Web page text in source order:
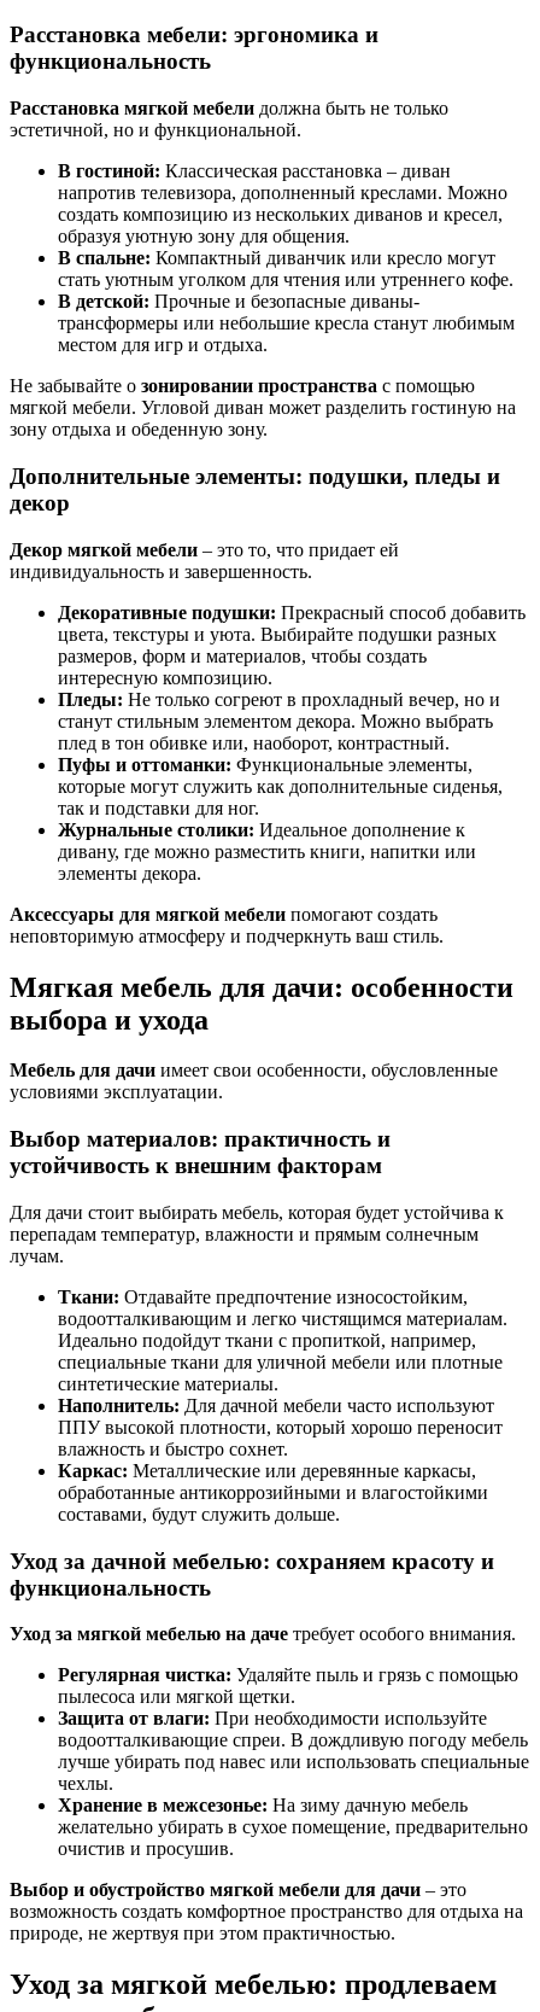
Расстановка мебели: эргономика и
функциональность
Расстановка мягкой мебели должна быть не только
эстетичной, но и функциональной.
В гостиной: Классическая расстановка – диван
напротив телевизора, дополненный креслами. Можно
создать композицию из нескольких диванов и кресел,
образуя уютную зону для общения.
В спальне: Компактный диванчик или кресло могут
стать уютным уголком для чтения или утреннего кофе.
В детской: Прочные и безопасные диваны-
трансформеры или небольшие кресла станут любимым
местом для игр и отдыха.
Не забывайте о зонировании пространства с помощью
мягкой мебели. Угловой диван может разделить гостиную на
зону отдыха и обеденную зону.
Дополнительные элементы: подушки, пледы и
декор
Декор мягкой мебели – это то, что придает ей
индивидуальность и завершенность.
Декоративные подушки: Прекрасный способ добавить
цвета, текстуры и уюта. Выбирайте подушки разных
размеров, форм и материалов, чтобы создать
интересную композицию.
Пледы: Не только согреют в прохладный вечер, но и
станут стильным элементом декора. Можно выбрать
плед в тон обивке или, наоборот, контрастный.
Пуфы и оттоманки: Функциональные элементы,
которые могут служить как дополнительные сиденья,
так и подставки для ног.
Журнальные столики: Идеальное дополнение к
дивану, где можно разместить книги, напитки или
элементы декора.
Аксессуары для мягкой мебели помогают создать
неповторимую атмосферу и подчеркнуть ваш стиль.
Мягкая мебель для дачи: особенности
выбора и ухода
Мебель для дачи имеет свои особенности, обусловленные
условиями эксплуатации.
Выбор материалов: практичность и
устойчивость к внешним факторам
Для дачи стоит выбирать мебель, которая будет устойчива к
перепадам температур, влажности и прямым солнечным
лучам.
Ткани: Отдавайте предпочтение износостойким,
водоотталкивающим и легко чистящимся материалам.
Идеально подойдут ткани с пропиткой, например,
специальные ткани для уличной мебели или плотные
синтетические материалы.
Наполнитель: Для дачной мебели часто используют
ППУ высокой плотности, который хорошо переносит
влажность и быстро сохнет.
Каркас: Металлические или деревянные каркасы,
обработанные антикоррозийными и влагостойкими
составами, будут служить дольше.
Уход за дачной мебелью: сохраняем красоту и
функциональность
Уход за мягкой мебелью на даче требует особого внимания.
Регулярная чистка: Удаляйте пыль и грязь с помощью
пылесоса или мягкой щетки.
Защита от влаги: При необходимости используйте
водоотталкивающие спреи. В дождливую погоду мебель
лучше убирать под навес или использовать специальные
чехлы.
Хранение в межсезонье: На зиму дачную мебель
желательно убирать в сухое помещение, предварительно
очистив и просушив.
Выбор и обустройство мягкой мебели для дачи – это
возможность создать комфортное пространство для отдыха на
природе, не жертвуя при этом практичностью.
Уход за мягкой мебелью: продлеваем